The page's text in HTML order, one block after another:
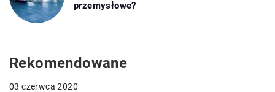
przemysłowe?
Rekomendowane
03 czerwca 2020